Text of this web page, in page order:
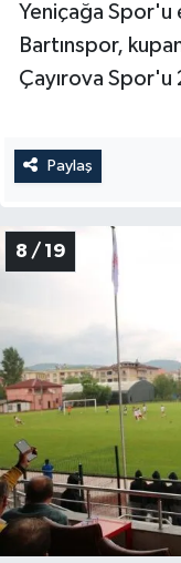
Yeniçağa Spor'u
Bartınspor,
Çayırova
Paylaş
8 / 19